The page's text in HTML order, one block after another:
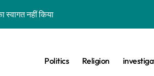
स्वागत नहीं किया
रहे कॉकरोचों को फांसी पर लटकाने की बात नहीं की,
Politics Religion